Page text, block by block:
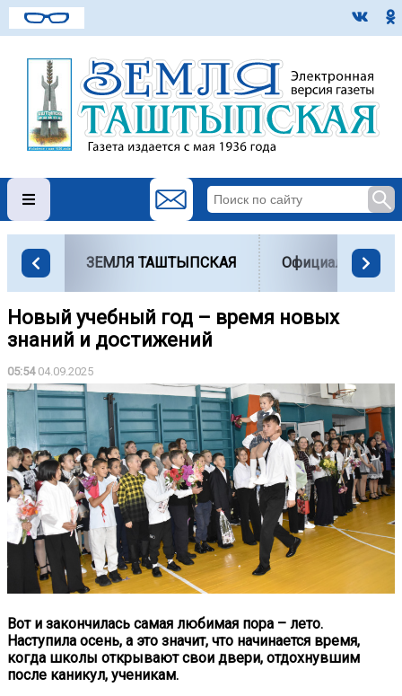
ЗЕМЛЯ ТАШТЫПСКАЯ Официально
Новый учебный год – время новых
знаний и достижений
05:5404.09.2025
Вот и закончилась самая любимая пора – лето.
Наступила осень, а это значит, что начинается время,
когда школы открывают свои двери, отдохнувшим
после каникул, ученикам.